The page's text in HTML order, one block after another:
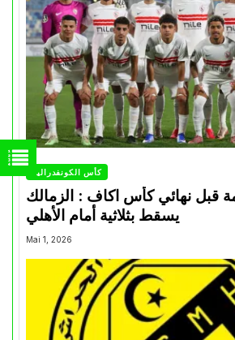
كأس الكونفدرالية
قبل نهائي كأس اكاف : الزمالك
Mai 1, 2026